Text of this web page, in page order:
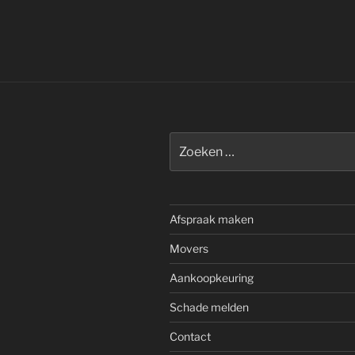
naar:
Afspraak maken
Movers
Aankoopkeuring
Schade melden
Contact